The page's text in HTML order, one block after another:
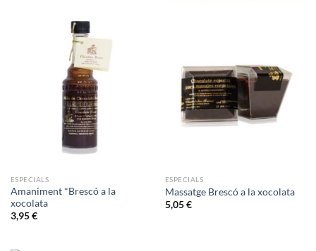
ESPECIALS
Amaniment *Brescó a la
xocolata
3,95€
ESPECIALS
Massatge Brescó a la xocolata
5,05€